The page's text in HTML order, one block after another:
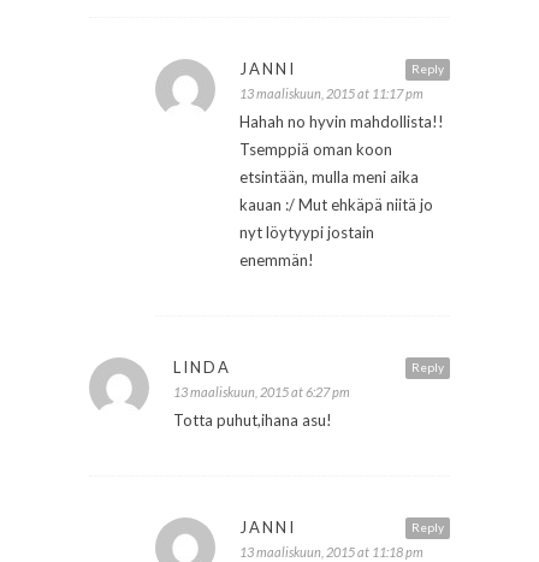
Reply
JANNI
13 maaliskuun, 2015 at 11:17 pm
Hahah no hyvin mahdollista!!
Tsemppiä oman koon
etsintään, mulla meni aika
kauan :/ Mut ehkäpä niitä jo
nyt löytyypi jostain
enemmän!
Reply
LINDA
13 maaliskuun, 2015 at 6:27 pm
Totta puhut,ihana asu!
Reply
JANNI
13 maaliskuun, 2015 at 11:18 pm